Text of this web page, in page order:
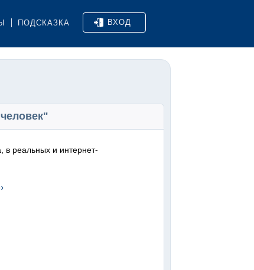
ПОДСКАЗКА ВХОД
в реальных и интернет-